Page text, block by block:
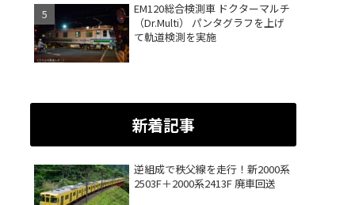
EM120総合検測車 ドクターマルチ
（Dr.Multi） パンタグラフを上げ
て軌道検測を実施
新着記事
逆組成で秩父線を走行！新2000系
2503F＋2000系2413F 廃車回送